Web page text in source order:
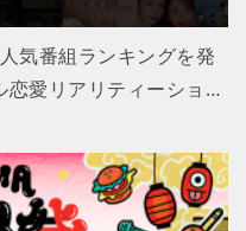
気番組ランキングを発
恋愛リアリティーショ…